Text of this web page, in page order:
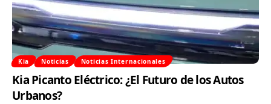
Kia Noticias Noticias Internacionales
Kia Picanto Eléctrico: ¿El Futuro de los Autos
Urbanos?